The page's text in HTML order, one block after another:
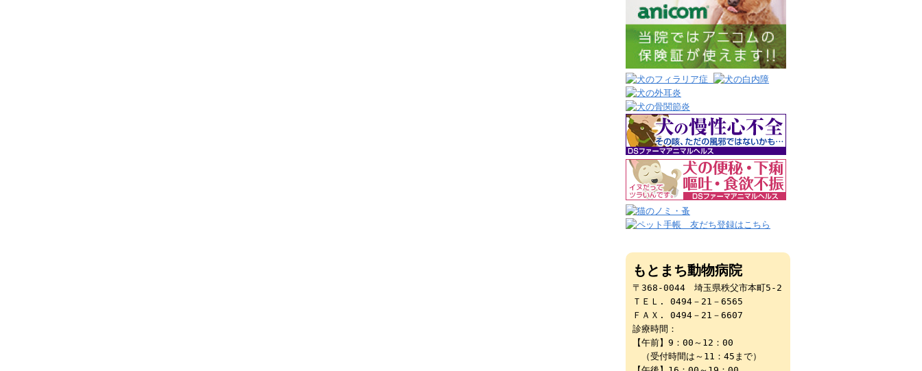
もとまち動物病院
〒368-0044 埼玉県秩父市本町5-2
ＴＥＬ. 0494－21－6565
ＦＡＸ. 0494－21－6607
診療時間：
【午前】9：00～12：00
（受付時間は～11：45まで）